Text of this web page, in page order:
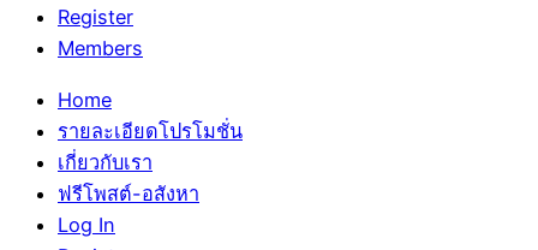
Register
Members
Home
รายละเอียดโปรโมชั่น
เกี่ยวกับเรา
ฟรีโพสต์-อสังหา
Log In